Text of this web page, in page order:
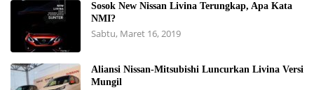
Sosok New Nissan Livina Terungkap, Apa Kata
NMI?
Sabtu, Maret 16, 2019
Aliansi Nissan-Mitsubishi Luncurkan Livina Versi
Mungil